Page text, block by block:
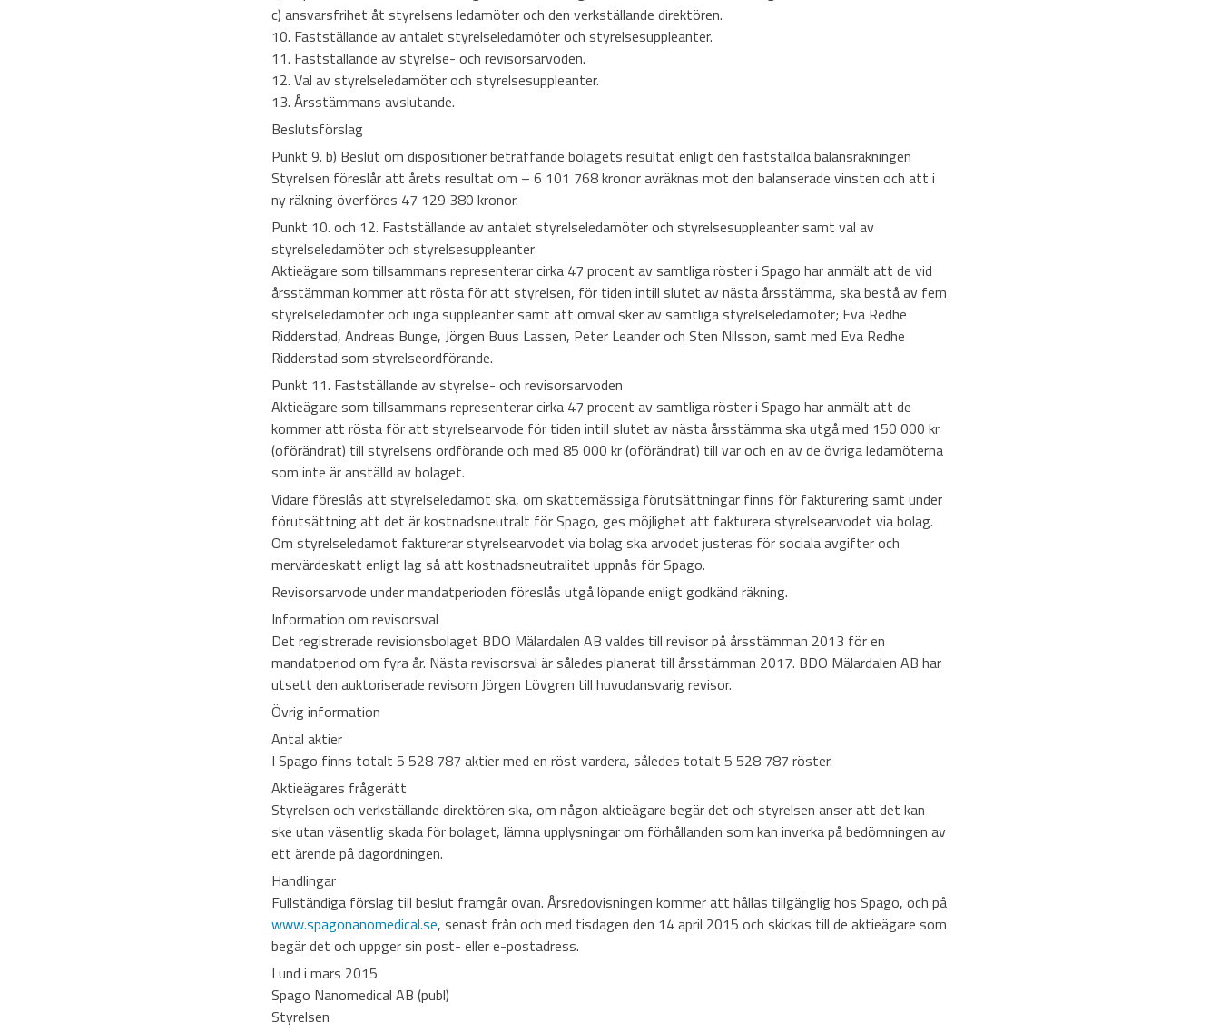
c) ansvarsfrihet åt styrelsens ledamöter och den verkställande direktören.
10. Fastställande av antalet styrelseledamöter och styrelsesuppleanter.
11. Fastställande av styrelse- och revisorsarvoden.
12. Val av styrelseledamöter och styrelsesuppleanter.
13. Årsstämmans avslutande.
Beslutsförslag
Punkt 9. b) Beslut om dispositioner beträffande bolagets resultat enligt den fastställda balansräkningen
Styrelsen föreslår att årets resultat om – 6 101 768 kronor avräknas mot den balanserade vinsten och att i
ny räkning överföres 47 129 380 kronor.
Punkt 10. och 12. Fastställande av antalet styrelseledamöter och styrelsesuppleanter samt val av
styrelseledamöter och styrelsesuppleanter
Aktieägare som tillsammans representerar cirka 47 procent av samtliga röster i Spago har anmält att de vid
årsstämman kommer att rösta för att styrelsen, för tiden intill slutet av nästa årsstämma, ska bestå av fem
styrelseledamöter och inga suppleanter samt att omval sker av samtliga styrelseledamöter; Eva Redhe
Ridderstad, Andreas Bunge, Jörgen Buus Lassen, Peter Leander och Sten Nilsson, samt med Eva Redhe
Ridderstad som styrelseordförande.
Punkt 11. Fastställande av styrelse- och revisorsarvoden
Aktieägare som tillsammans representerar cirka 47 procent av samtliga röster i Spago har anmält att de
kommer att rösta för att styrelsearvode för tiden intill slutet av nästa årsstämma ska utgå med 150 000 kr
(oförändrat) till styrelsens ordförande och med 85 000 kr (oförändrat) till var och en av de övriga ledamöterna
som inte är anställd av bolaget.
Vidare föreslås att styrelseledamot ska, om skattemässiga förutsättningar finns för fakturering samt under
förutsättning att det är kostnadsneutralt för Spago, ges möjlighet att fakturera styrelsearvodet via bolag.
Om styrelseledamot fakturerar styrelsearvodet via bolag ska arvodet justeras för sociala avgifter och
mervärdeskatt enligt lag så att kostnadsneutralitet uppnås för Spago.
Revisorsarvode under mandatperioden föreslås utgå löpande enligt godkänd räkning.
Information om revisorsval
Det registrerade revisionsbolaget BDO Mälardalen AB valdes till revisor på årsstämman 2013 för en
mandatperiod om fyra år. Nästa revisorsval är således planerat till årsstämman 2017. BDO Mälardalen AB har
utsett den auktoriserade revisorn Jörgen Lövgren till huvudansvarig revisor.
Övrig information
Antal aktier
I Spago finns totalt 5 528 787 aktier med en röst vardera, således totalt 5 528 787 röster.
Aktieägares frågerätt
Styrelsen och verkställande direktören ska, om någon aktieägare begär det och styrelsen anser att det kan
ske utan väsentlig skada för bolaget, lämna upplysningar om förhållanden som kan inverka på bedömningen av
ett ärende på dagordningen.
Handlingar
Fullständiga förslag till beslut framgår ovan. Årsredovisningen kommer att hållas tillgänglig hos Spago, och på
www.spagonanomedical.se, senast från och med tisdagen den 14 april 2015 och skickas till de aktieägare som
begär det och uppger sin post- eller e-postadress.
Lund i mars 2015
Spago Nanomedical AB (publ)
Styrelsen